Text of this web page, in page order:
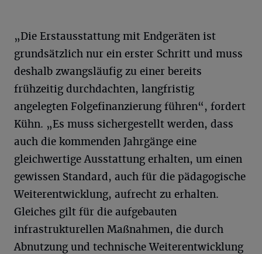
„Die Erstausstattung mit Endgeräten ist
grundsätzlich nur ein erster Schritt und muss
deshalb zwangsläufig zu einer bereits
frühzeitig durchdachten, langfristig
angelegten Folgefinanzierung führen“, fordert
Kühn. „Es muss sichergestellt werden, dass
auch die kommenden Jahrgänge eine
gleichwertige Ausstattung erhalten, um einen
gewissen Standard, auch für die pädagogische
Weiterentwicklung, aufrecht zu erhalten.
Gleiches gilt für die aufgebauten
infrastrukturellen Maßnahmen, die durch
Abnutzung und technische Weiterentwicklung